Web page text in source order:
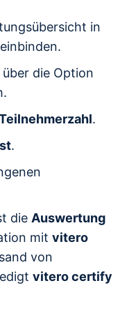
in
einbinden.
die Option
.
.
die Auswertung
mitvitero
von
vitero certify